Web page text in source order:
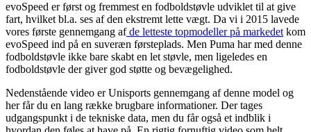
evoSpeed er først og fremmest en fodboldstøvle udviklet til at give
fart, hvilket bl.a. ses af den ekstremt lette vægt. Da vi i 2015 lavede
vores første gennemgang afde letteste topmodeller på markedetkom
evoSpeed ind på en suveræn førsteplads. Men Puma har med denne
fodboldstøvle ikke bare skabt en let støvle, men ligeledes en
fodboldstøvle der giver god støtte og bevægelighed.
Nedenstående video er Unisports gennemgang af denne model og
her får du en lang række brugbare informationer. Der tages
udgangspunkt i de tekniske data, men du får også et indblik i